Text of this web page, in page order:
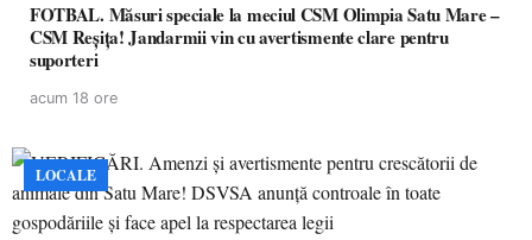
FOTBAL. Măsuri speciale la meciul CSM Olimpia Satu Mare –
CSM Reșița! Jandarmii vin cu avertismente clare pentru
suporteri
acum 18 ore
LOCALE